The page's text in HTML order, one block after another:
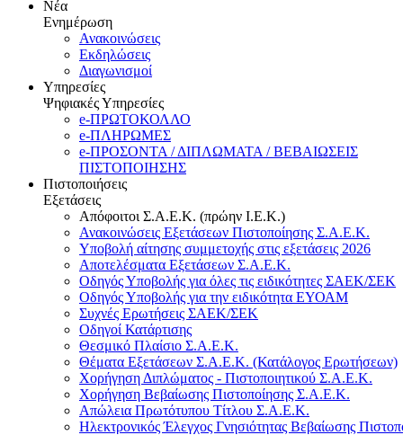
Νέα
Ενημέρωση
Ανακοινώσεις
Εκδηλώσεις
Διαγωνισμοί
Υπηρεσίες
Ψηφιακές Υπηρεσίες
e-ΠΡΩΤΟΚΟΛΛΟ
e-ΠΛΗΡΩΜΕΣ
e-ΠΡΟΣΟΝΤΑ / ΔΙΠΛΩΜΑΤΑ / ΒΕΒΑΙΩΣΕΙΣ
ΠΙΣΤΟΠΟΙΗΣΗΣ
Πιστοποιήσεις
Εξετάσεις
Απόφοιτοι Σ.Α.Ε.Κ. (πρώην Ι.Ε.Κ.)
Ανακοινώσεις Εξετάσεων Πιστοποίησης Σ.Α.Ε.Κ.
Υποβολή αίτησης συμμετοχής στις εξετάσεις 2026
Αποτελέσματα Εξετάσεων Σ.Α.Ε.Κ.
Οδηγός Υποβολής για όλες τις ειδικότητες ΣΑΕΚ/ΣΕΚ
Οδηγός Υποβολής για την ειδικότητα ΕΥΟΑΜ
Συχνές Ερωτήσεις ΣΑΕΚ/ΣΕΚ
Οδηγοί Κατάρτισης
Θεσμικό Πλαίσιο Σ.Α.Ε.Κ.
Θέματα Εξετάσεων Σ.Α.Ε.Κ. (Κατάλογος Ερωτήσεων)
Χορήγηση Διπλώματος - Πιστοποιητικού Σ.Α.Ε.Κ.
Χορήγηση Βεβαίωσης Πιστοποίησης Σ.Α.Ε.Κ.
Απώλεια Πρωτότυπου Τίτλου Σ.Α.Ε.Κ.
Ηλεκτρονικός Έλεγχος Γνησιότητας Βεβαίωσης